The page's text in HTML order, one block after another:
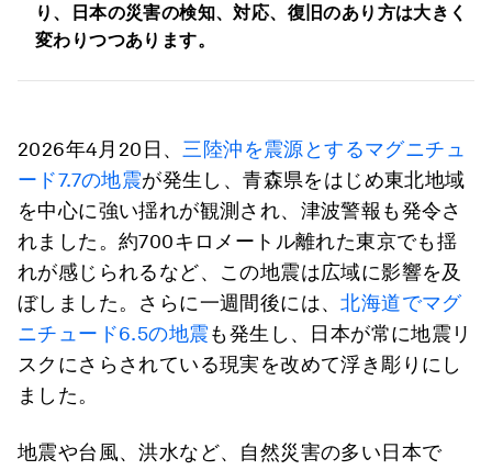
り、日本の災害の検知、対応、復旧のあり方は大きく
変わりつつあります。
2026年4月20日、 三陸沖を震源とするマグニチュ
ード7.7の地震が発生し、青森県をはじめ東北地域
を中心に強い揺れが観測され、津波警報も発令さ
れました。約700キロメートル離れた東京でも揺
れが感じられるなど、この地震は広域に影響を及
ぼしました。さらに一週間後には、北海道でマグ
ニチュード6.5の地震も発生し、日本が常に地震リ
スクにさらされている現実を改めて浮き彫りにし
ました。
地震や台風、洪水など、自然災害の多い日本で